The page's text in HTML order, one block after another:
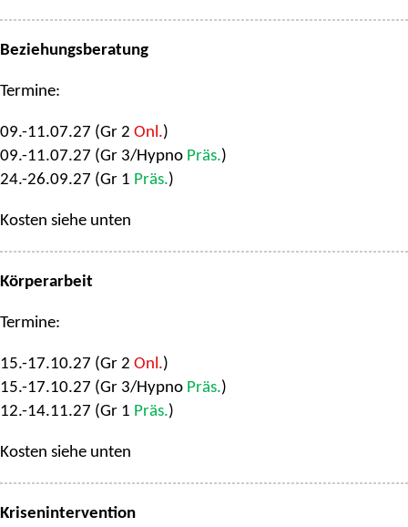
Beziehungsberatung
Termine:
09.-11.07.27 (Gr 2 Onl.)
09.-11.07.27 (Gr 3/Hypno Präs.)
24.-26.09.27 (Gr 1 Präs.)
Kosten siehe unten
Körperarbeit
Termine:
15.-17.10.27 (Gr 2 Onl.)
15.-17.10.27 (Gr 3/Hypno Präs.)
12.-14.11.27 (Gr 1 Präs.)
Kosten siehe unten
Krisenintervention